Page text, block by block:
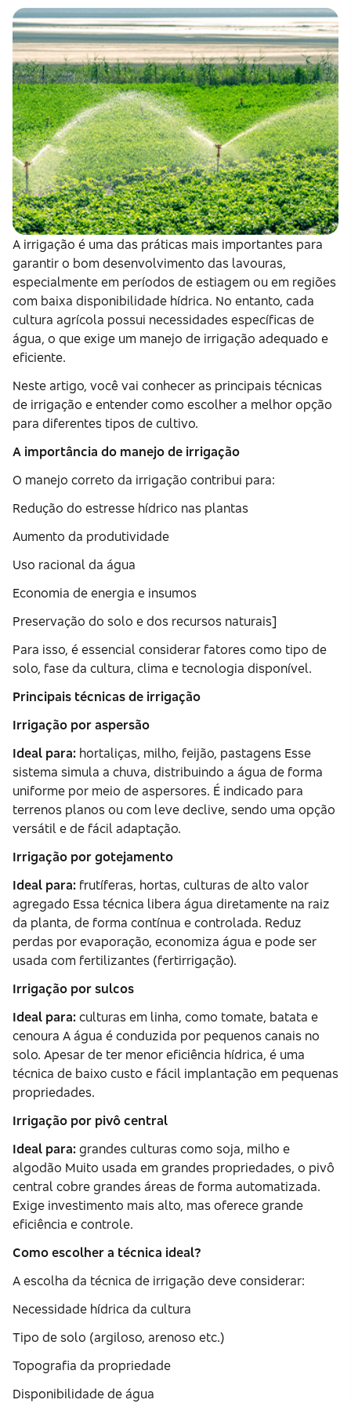
Máquinas Pesadas
Infraestrutura
Educação e Inteligência Financeira
Equipamentos Industriais
Venda no E-agro
Área do assessor
A irrigação é uma das práticas mais importantes para
garantir o bom desenvolvimento das lavouras,
especialmente em períodos de estiagem ou em regiões
com baixa disponibilidade hídrica. No entanto, cada
cultura agrícola possui necessidades específicas de
água, o que exige um manejo de irrigação adequado e
eficiente.
Neste artigo, você vai conhecer as principais técnicas
de irrigação e entender como escolher a melhor opção
para diferentes tipos de cultivo.
A importância do manejo de irrigação
O manejo correto da irrigação contribui para:
Redução do estresse hídrico nas plantas
Aumento da produtividade
Uso racional da água
Economia de energia e insumos
Preservação do solo e dos recursos naturais]
Para isso, é essencial considerar fatores como tipo de
solo, fase da cultura, clima e tecnologia disponível.
Principais técnicas de irrigação
Irrigação por aspersão
Ideal para: hortaliças, milho, feijão, pastagens Esse
sistema simula a chuva, distribuindo a água de forma
uniforme por meio de aspersores. É indicado para
terrenos planos ou com leve declive, sendo uma opção
versátil e de fácil adaptação.
Irrigação por gotejamento
Ideal para: frutíferas, hortas, culturas de alto valor
agregado Essa técnica libera água diretamente na raiz
da planta, de forma contínua e controlada. Reduz
perdas por evaporação, economiza água e pode ser
usada com fertilizantes (fertirrigação).
Irrigação por sulcos
Ideal para: culturas em linha, como tomate, batata e
cenoura A água é conduzida por pequenos canais no
solo. Apesar de ter menor eficiência hídrica, é uma
técnica de baixo custo e fácil implantação em pequenas
propriedades.
Irrigação por pivô central
Ideal para: grandes culturas como soja, milho e
algodão Muito usada em grandes propriedades, o pivô
central cobre grandes áreas de forma automatizada.
Exige investimento mais alto, mas oferece grande
eficiência e controle.
Como escolher a técnica ideal?
A escolha da técnica de irrigação deve considerar:
Necessidade hídrica da cultura
Tipo de solo (argiloso, arenoso etc.)
Topografia da propriedade
Disponibilidade de água
Para mais informações sobre como configurar os cookies de
seu navegador acesse nossa Diretiva de Privacidade
Salvar configurações
Rejeitar não necessários